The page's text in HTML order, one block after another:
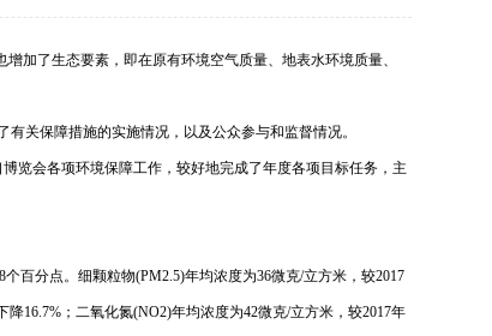
加了生态要素，即在原有环境空气质量、地表水环境质量、
关保障措施的实施情况，以及公众参与和监督情况。
览会各项环境保障工作，较好地完成了年度各项目标任务，主
百分点。细颗粒物(PM2.5)年均浓度为36微克/立方米，较2017
16.7%；二氧化氮(NO2)年均浓度为42微克/立方米，较2017年